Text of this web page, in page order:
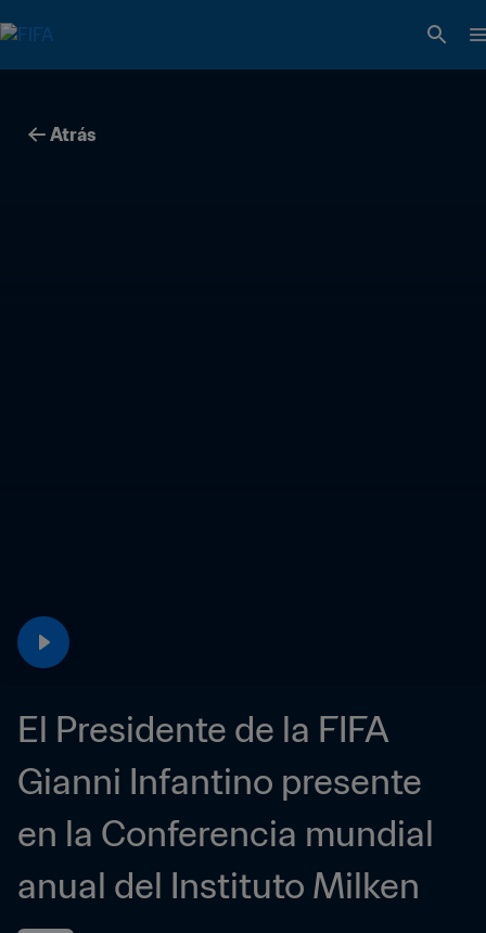
Atrás
El Presidente de la FIFA
Gianni Infantino presente
en la Conferencia mundial
anual del Instituto Milken